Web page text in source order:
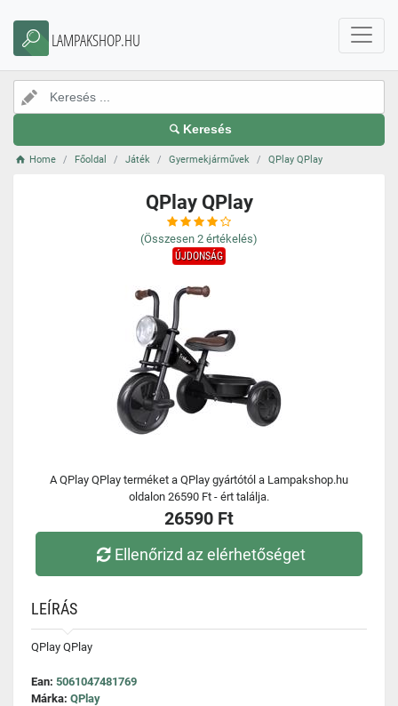
LAMPAKSHOP.HU
Keresés
Home Főoldal Játék Gyermekjárművek QPlay QPlay
QPlay QPlay
(Összesen 2 értékelés)
ÚJDONSÁG
A QPlay QPlay terméket a QPlay gyártótól a Lampakshop.hu
oldalon 26590 Ft - ért találja.
26590 Ft
Ellenőrizd az elérhetőséget
LEÍRÁS
QPlay QPlay
Ean: 5061047481769
Márka: QPlay